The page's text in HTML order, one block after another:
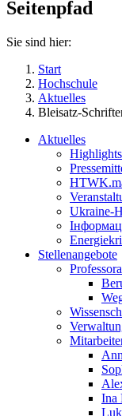
Seitenpfad
Sie sind hier:
Start
Hochschule
Aktuelles
Bleisatz-
Aktuelles
Ukraine-
Stellenangebote
Ina